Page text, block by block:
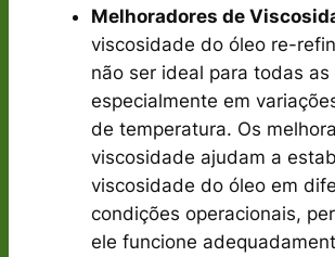
Melhoradores de
viscosidade do óleo re-
não ser ideal para todas as
especialmente em
de temperatura. Os
viscosidade ajudam a
viscosidade do óleo em
condições operacionais,
ele funcione